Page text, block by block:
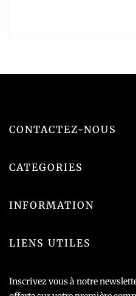
CONTACTEZ-NOUS
CATEGORIES
INFORMATION
LIENS UTILES
Inscrivez vous à notre